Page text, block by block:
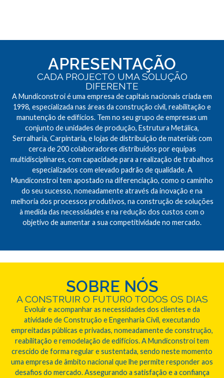
APRESENTAÇÃO
CADA PROJECTO UMA SOLUÇÃO
DIFERENTE
A Mundiconstroi é uma empresa de capitais nacionais criada em
1998, especializada nas áreas da construção civil, reabilitação e
manutenção de edifícios. Tem no seu grupo de empresas um
conjunto de unidades de produção, Estrutura Metálica,
Serralharia, Carpintaria, e lojas de distribuição de materiais com
cerca de 200 colaboradores distribuídos por equipas
multidisciplinares, com capacidade para a realização de trabalhos
especializados com elevado padrão de qualidade. A
Mundiconstroi tem apostado na diferenciação, como o caminho
do seu sucesso, nomeadamente através da inovação e na
melhoria dos processos produtivos, na construção de soluções
à medida das necessidades e na redução dos custos com o
objetivo de aumentar a sua competitividade no mercado.
SOBRE NÓS
A CONSTRUIR O FUTURO TODOS OS DIAS
Evoluir e acompanhar as necessidades dos clientes e da
atividade de Construção e Engenharia Civil, executando
empreitadas públicas e privadas, nomeadamente de construção,
reabilitação e remodelação de edifícios. A Mundiconstroi tem
crescido de forma regular e sustentada, sendo neste momento
uma empresa de âmbito nacional que lhe permite responder aos
desafios do mercado. Assegurando a satisfação e a confiança